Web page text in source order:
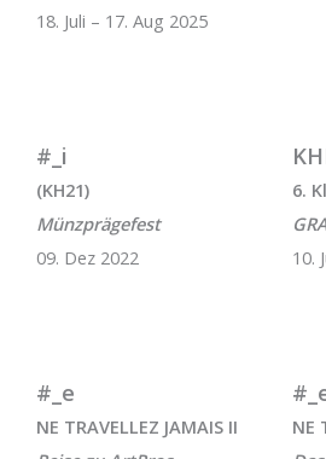
18. Juli – 17. Aug 2025
#_i
(KH21)
Münzprägefest
09. Dez 2022
6.
10.
#_e
NE TRAVELLEZ JAMAIS II
NE